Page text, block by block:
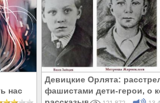
нас
Девицкие Орлята:
фашистами дети-герои, о